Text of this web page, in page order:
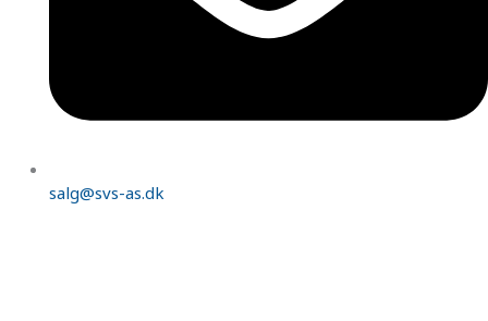
salg@svs-as.dk